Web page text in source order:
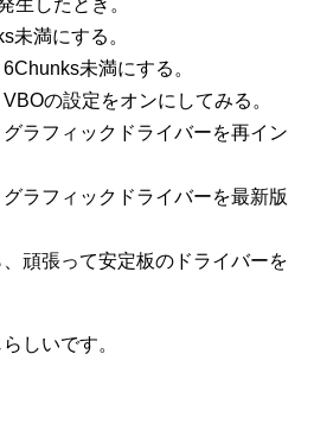
生したとき。
満にする。
未満にする。
の設定をオンにしてみる。
ラフィックドライバーを再イン
ラフィックドライバーを最新版
頑張って安定板のドライバーを
しいです。